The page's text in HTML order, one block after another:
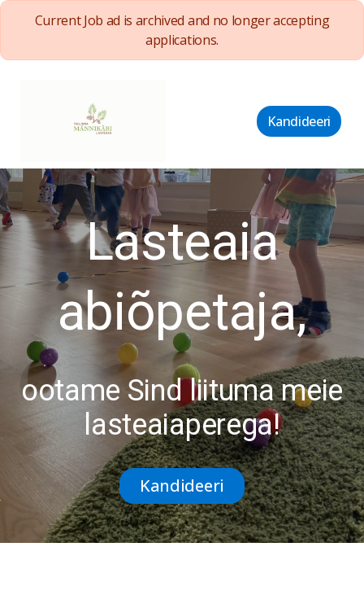
Current Job ad is archived and no longer accepting
applications.
Kandideeri
Lasteaia
abiõpetaja,
ootame Sind liituma meie
lasteaiaperega!
Kandideeri